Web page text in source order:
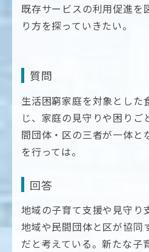
既存サービスの利用促進を
り方を探っていきたい。
質問
生活困窮家庭を対象とした
じ、家庭の見守りや困りご
間団体・区の三者が一体と
を行っては。
回答
地域の子育て支援や見守り
地域や民間団体と区が協同
だと考えている。新たな子